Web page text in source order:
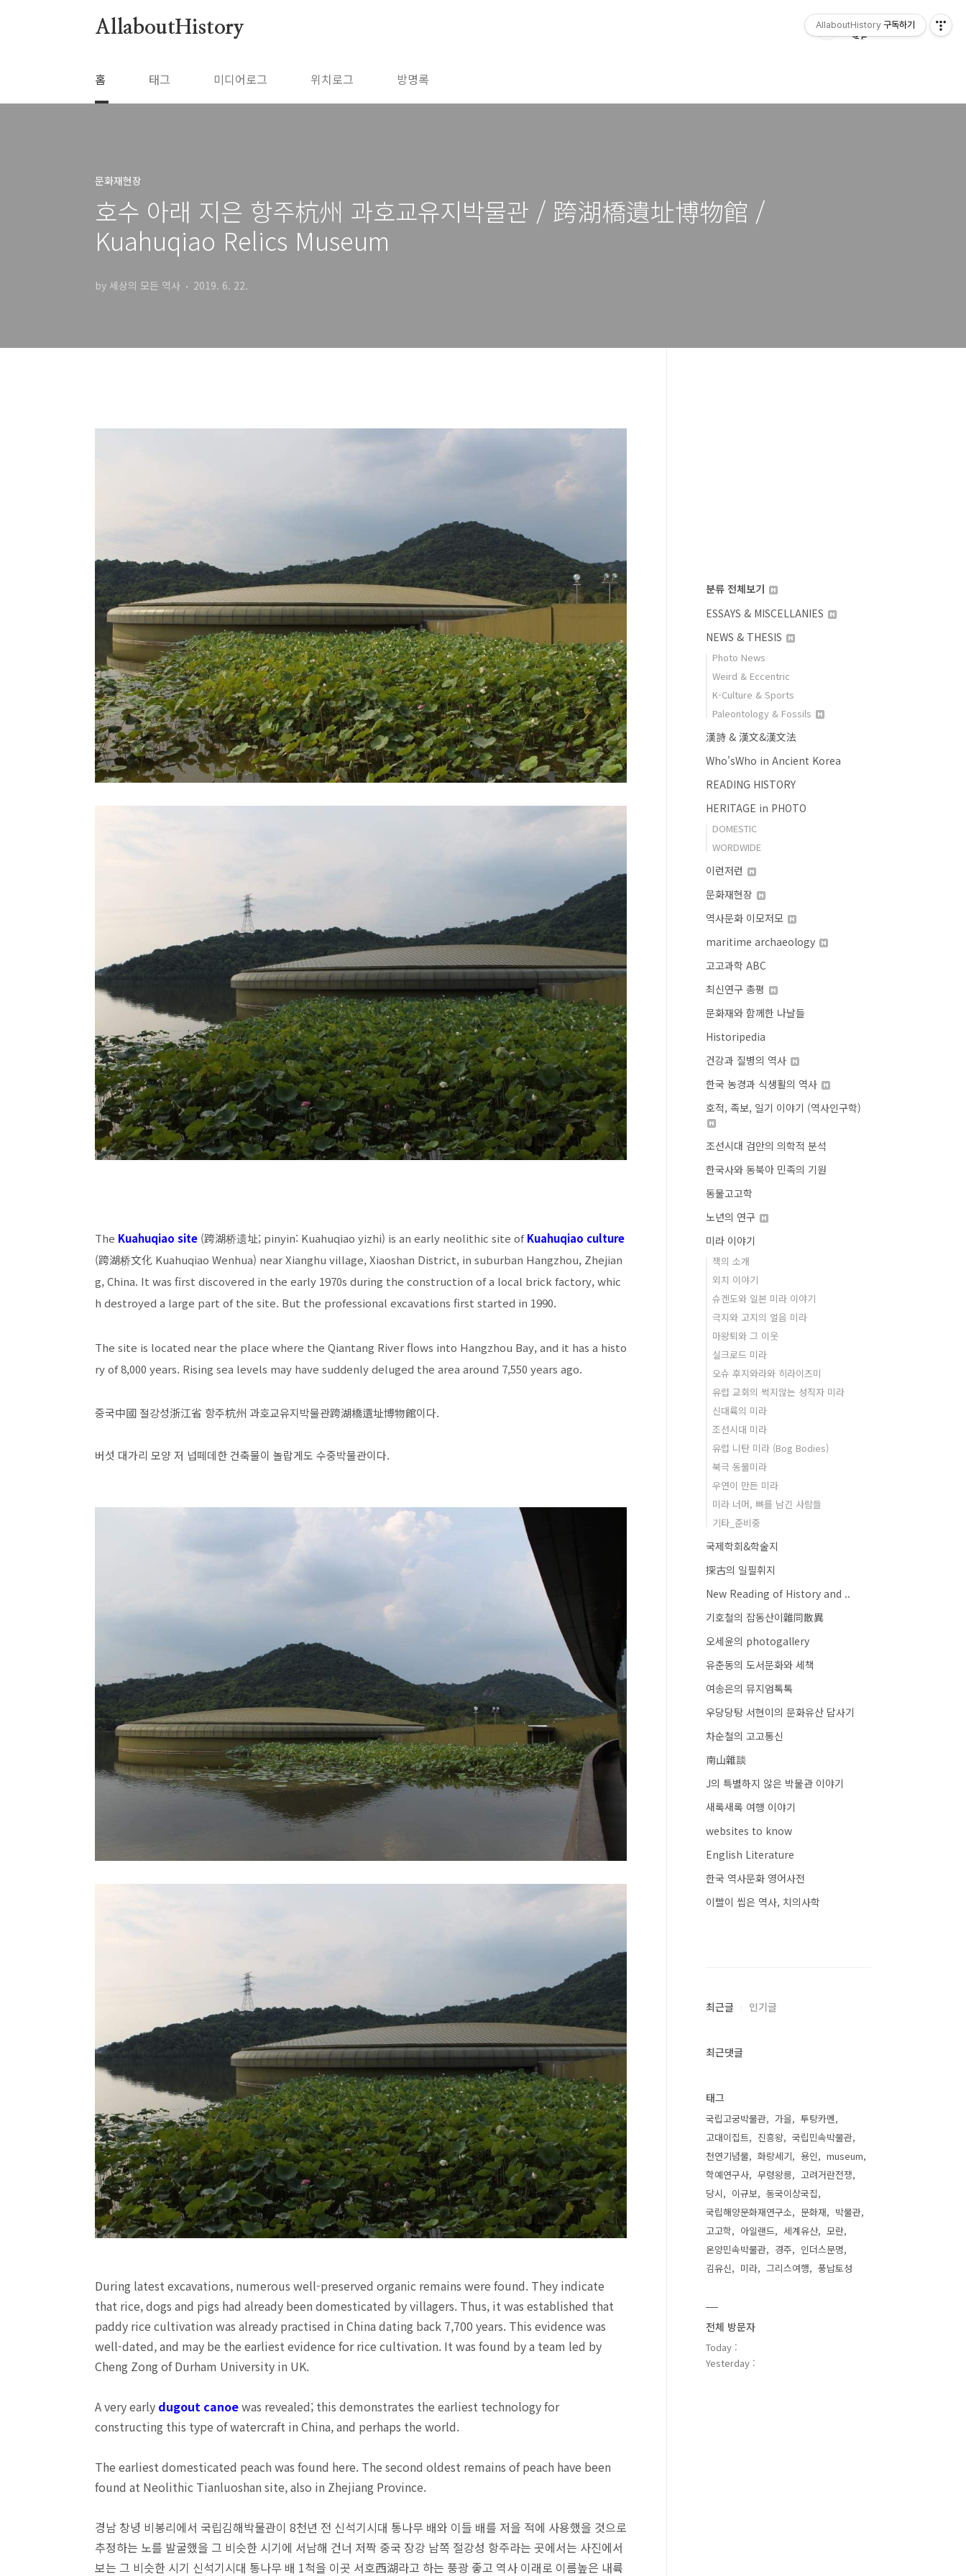
AllaboutHistory
홈 태그 미디어로그 위치로그 방명록
문화재현장
호수 아래 지은 항주杭州 과호교유지박물관 / 跨湖橋遺址博物館 /
Kuahuqiao Relics Museum
by 세상의 모든 역사 2019. 6. 22.
The Kuahuqiao site (跨湖桥遗址; pinyin: Kuahuqiao yizhi) is an early neolithic site of Kuahuqiao culture
(跨湖桥文化 Kuahuqiao Wenhua) near Xianghu village, Xiaoshan District, in suburban Hangzhou, Zhejian
g, China. It was first discovered in the early 1970s during the construction of a local brick factory, whic
h destroyed a large part of the site. But the professional excavations first started in 1990.
The site is located near the place where the Qiantang River flows into Hangzhou Bay, and it has a histo
ry of 8,000 years. Rising sea levels may have suddenly deluged the area around 7,550 years ago.
중국中國 절강성浙江省 항주杭州 과호교유지박물관跨湖橋遺址博物館이다.
버섯 대가리 모양 저 넙떼데한 건축물이 놀랍게도 수중박물관이다.
During latest excavations, numerous well-preserved organic remains were found. They indicate
that rice, dogs and pigs had already been domesticated by villagers. Thus, it was established that
paddy rice cultivation was already practised in China dating back 7,700 years. This evidence was
well-dated, and may be the earliest evidence for rice cultivation. It was found by a team led by
Cheng Zong of Durham University in UK.
A very early dugout canoewas revealed; this demonstrates the earliest technology for
constructing this type of watercraft in China, and perhaps the world.
The earliest domesticated peach was found here. The second oldest remains of peach have been
found at Neolithic Tianluoshan site, also in Zhejiang Province.
경남 창녕 비봉리에서 국립김해박물관이 8천년 전 신석기시대 통나무 배와 이들 배를 저을 적에 사용했을 것으로
추정하는 노를 발굴했을 그 비슷한 시기에 서남해 건너 저짝 중국 장강 남쪽 절강성 항주라는 곳에서는 사진에서
보는 그 비슷한 시기 신석기시대 통나무 배 1척을 이곳 서호西湖라고 하는 풍광 좋고 역사 이래로 이름높은 내륙
분류 전체보기
ESSAYS & MISCELLANIES
NEWS & THESIS
Photo News
Weird & Eccentric
K-Culture & Sports
Paleontology & Fossils
漢詩 & 漢文&漢文法
Who'sWho in Ancient Korea
READING HISTORY
HERITAGE in PHOTO
DOMESTIC
WORDWIDE
이런저런
문화재현장
역사문화 이모저모
maritime archaeology
고고과학 ABC
최신연구 총평
문화재와 함께한 나날들
Historipedia
건강과 질병의 역사
한국 농경과 식생활의 역사
호적, 족보, 일기 이야기 (역사인구학)
조선시대 검안의 의학적 분석
한국사와 동북아 민족의 기원
동물고고학
노년의 연구
미라 이야기
책의 소개
외치 이야기
슈겐도와 일본 미라 이야기
극지와 고지의 얼음 미라
마왕퇴와 그 이웃
실크로드 미라
오슈 후지와라와 히라이즈미
유럽 교회의 썩지않는 성직자 미라
신대륙의 미라
조선시대 미라
유럽 니탄 미라 (Bog Bodies)
북극 동물미라
우연이 만든 미라
미라 너머, 뼈를 남긴 사람들
기타_준비중
국제학회&학술지
探古의 일필휘지
New Reading of History and ..
기호철의 잡동산이雜同散異
오세윤의 photogallery
유춘동의 도서문화와 세책
여송은의 뮤지엄톡톡
우당당탕 서현이의 문화유산 답사기
차순철의 고고통신
南山雜談
J의 특별하지 않은 박물관 이야기
새록새록 여행 이야기
websites to know
English Literature
한국 역사문화 영어사전
이빨이 씹은 역사, 치의사학
최근글 인기글
최근댓글
태그
국립고궁박물관 가을
투탕카멘
고대이집트
진흥왕
국립민속박물관
천연기념물
화랑세기 용인
museum
학예연구사
무령왕릉
고려거란전쟁
당시
이규보
동국이상국집
국립해양문화재연구소
문화재
박물관
고고학
아일랜드 세계유산
모란
온양민속박물관
경주
인더스문명
김유신
미라 그리스여행 풍납토성
전체 방문자
Today :
Yesterday :
AllaboutHistory 구독하기